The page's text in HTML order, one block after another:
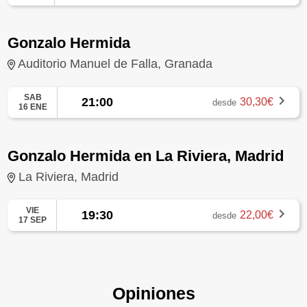
Gonzalo Hermida
Auditorio Manuel de Falla, Granada
SAB
16 ENE
21:00 desde 30,30€
Gonzalo Hermida en La Riviera, Madrid
La Riviera, Madrid
VIE
17 SEP
19:30 desde 22,00€
Opiniones